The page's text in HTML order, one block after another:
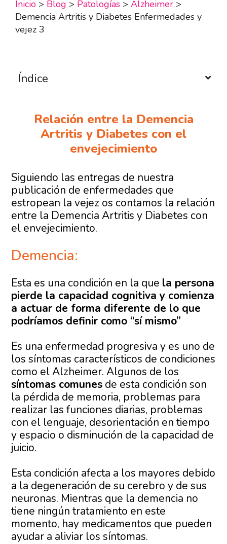
Inicio > Blog > Patologías > Alzheimer >
Demencia Artritis y Diabetes Enfermedades y
vejez 3
Índice
Relación entre la Demencia
Artritis y Diabetes con el
envejecimiento
Siguiendo las entregas de nuestra
publicación de enfermedades que
estropean la vejez os contamos la relación
entre la Demencia Artritis y Diabetes con
el envejecimiento.
Demencia:
Esta es una condición en la que la persona
pierde la capacidad cognitiva y comienza
a actuar de forma diferente de lo que
podríamos definir como “sí mismo”
Es una enfermedad progresiva y es uno de
los síntomas característicos de condiciones
como el Alzheimer. Algunos de los
síntomas comunes de esta condición son
la pérdida de memoria, problemas para
realizar las funciones diarias, problemas
con el lenguaje, desorientación en tiempo
y espacio o disminución de la capacidad de
juicio.
Esta condición afecta a los mayores debido
a la degeneración de su cerebro y de sus
neuronas. Mientras que la demencia no
tiene ningún tratamiento en este
momento, hay medicamentos que pueden
ayudar a aliviar los síntomas.